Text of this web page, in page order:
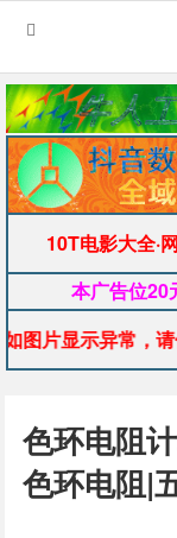
10T电影大全·
本广告位20
显示异常，请使用
色环电阻
色环电阻|